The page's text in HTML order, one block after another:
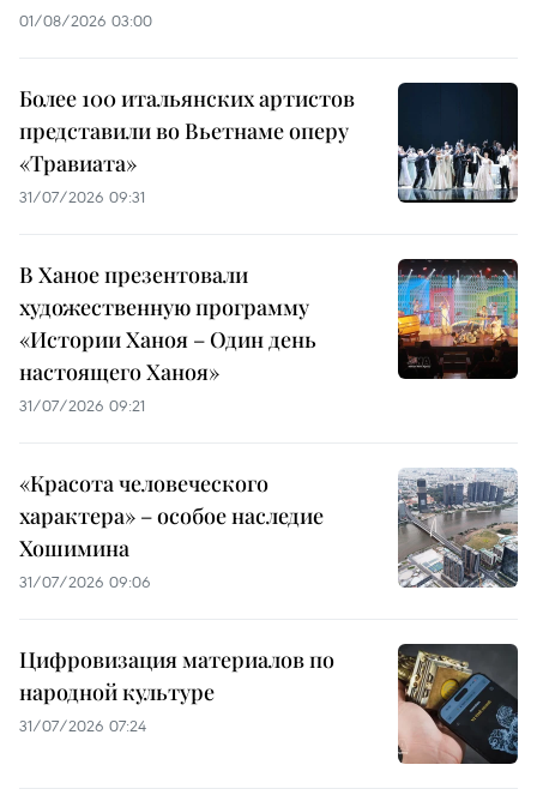
01/08/2026 03:00
Более 100 итальянских артистов
представили во Вьетнаме оперу
«Травиата»
31/07/2026 09:31
В Ханое презентовали
художественную программу
«Истории Ханоя – Один день
настоящего Ханоя»
31/07/2026 09:21
«Красота человеческого
характера» – особое наследие
Хошимина
31/07/2026 09:06
Цифровизация материалов по
народной культуре
31/07/2026 07:24